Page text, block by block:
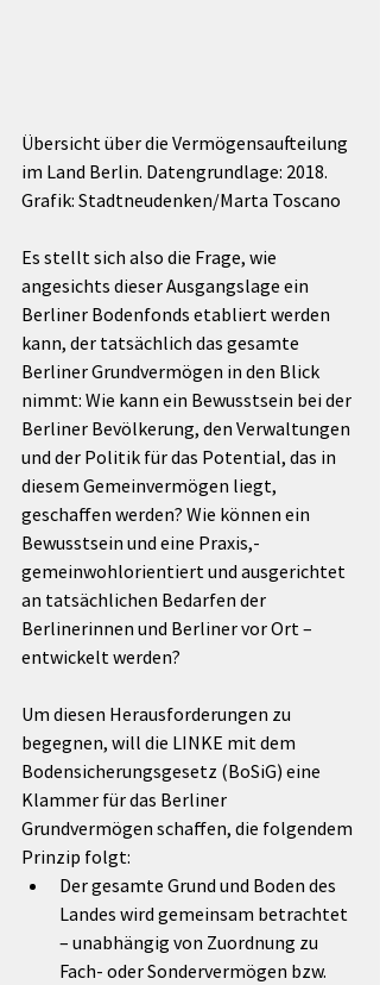
Übersicht über die Vermögensaufteilung
im Land Berlin. Datengrundlage: 2018.
Grafik: Stadtneudenken/Marta Toscano
Es stellt sich also die Frage, wie
angesichts dieser Ausgangslage ein
Berliner Bodenfonds etabliert werden
kann, der tatsächlich das gesamte
Berliner Grundvermögen in den Blick
nimmt: Wie kann ein Bewusstsein bei der
Berliner Bevölkerung, den Verwaltungen
und der Politik für das Potential, das in
diesem Gemeinvermögen liegt,
geschaffen werden? Wie können ein
Bewusstsein und eine Praxis,-
gemeinwohlorientiert und ausgerichtet
an tatsächlichen Bedarfen der
Berlinerinnen und Berliner vor Ort –
entwickelt werden?
Um diesen Herausforderungen zu
begegnen, will die LINKE mit dem
Bodensicherungsgesetz (BoSiG) eine
Klammer für das Berliner
Grundvermögen schaffen, die folgendem
Prinzip folgt:
Der gesamte Grund und Boden des
Landes wird gemeinsam betrachtet
– unabhängig von Zuordnung zu
Fach- oder Sondervermögen bzw.